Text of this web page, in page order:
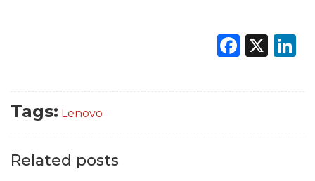
X
Tags: Lenovo
Related posts